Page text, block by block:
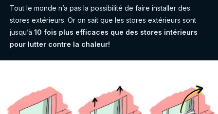
Tout le monde n’a pas la possibilité de faire installer des
stores extérieurs. Or on sait que les stores extérieurs sont
jusqu’à 10 fois plus efficaces que des stores intérieurs
pour lutter contre la chaleur!